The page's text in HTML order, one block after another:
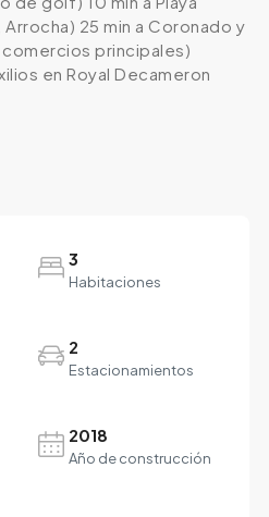
25 min a Coronado y
principales)
en Royal Decameron
3
Habitaciones
2
Estacionamientos
2018
Año de construcción